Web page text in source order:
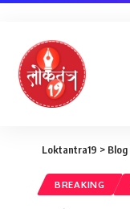
Loktantra19 > Blog
BREAKING